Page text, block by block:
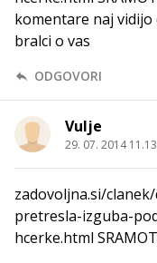
komentare naj
bralci o vas
ODGOVORI
Vulje
29. 07. 2014 11.13
zadovoljna.si/
pretresla-izguba-
hcerke.html